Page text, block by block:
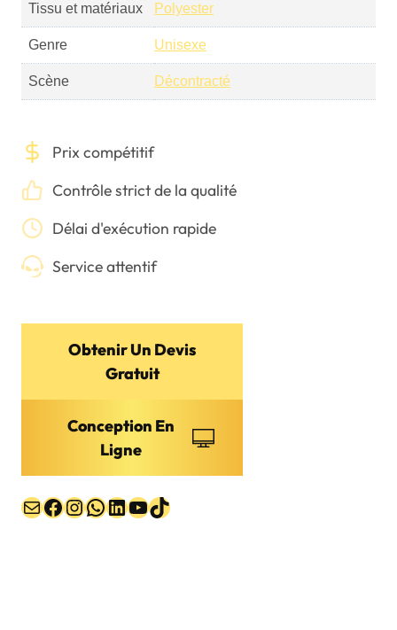
Tissu et matériaux Polyester
Genre Unisexe
Scène Décontracté
Prix compétitif
Contrôle strict de la qualité
Délai d'exécution rapide
Service attentif
Obtenir Un Devis
Gratuit
Conception En
Ligne
E-mailFacebook
Instagram
WhatsApp
LinkedIn
YouTube
TikTok